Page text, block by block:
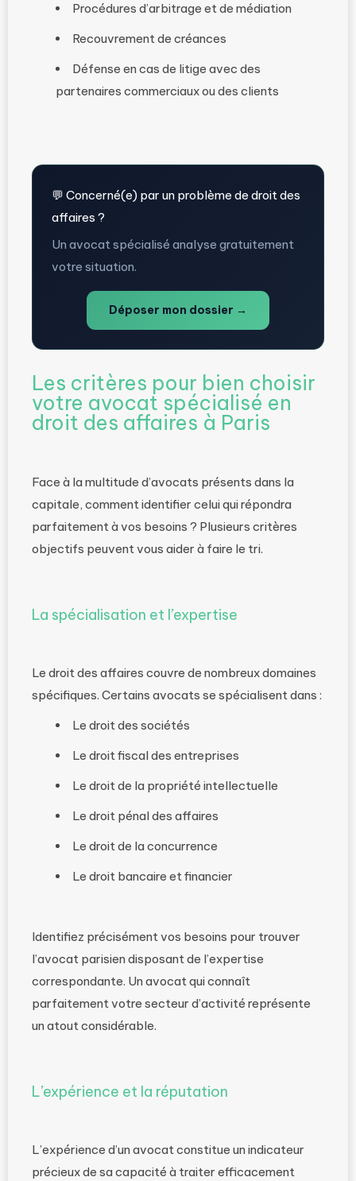
Procédures d’arbitrage et de médiation
Recouvrement de créances
Défense en cas de litige avec des
partenaires commerciaux ou des clients
💬 Concerné(e) par un problème de droit des
affaires ?
Un avocat spécialisé analyse gratuitement
votre situation.
Déposer mon dossier →
Les critères pour bien choisir
votre avocat spécialisé en
droit des affaires à Paris
Face à la multitude d’avocats présents dans la
capitale, comment identifier celui qui répondra
parfaitement à vos besoins ? Plusieurs critères
objectifs peuvent vous aider à faire le tri.
La spécialisation et l’expertise
Le droit des affaires couvre de nombreux domaines
spécifiques. Certains avocats se spécialisent dans :
Le droit des sociétés
Le droit fiscal des entreprises
Le droit de la propriété intellectuelle
Le droit pénal des affaires
Le droit de la concurrence
Le droit bancaire et financier
Identifiez précisément vos besoins pour trouver
l’avocat parisien disposant de l’expertise
correspondante. Un avocat qui connaît
parfaitement votre secteur d’activité représente
un atout considérable.
L’expérience et la réputation
L’expérience d’un avocat constitue un indicateur
précieux de sa capacité à traiter efficacement